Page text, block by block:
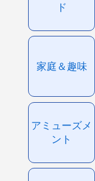
ド
家庭＆趣味
アミューズメ
ント